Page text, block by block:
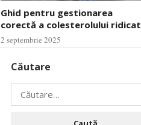
Ghid pentru gestionarea
corectă a colesterolului ridicat
2 septembrie 2025
Căutare
Caută
după: